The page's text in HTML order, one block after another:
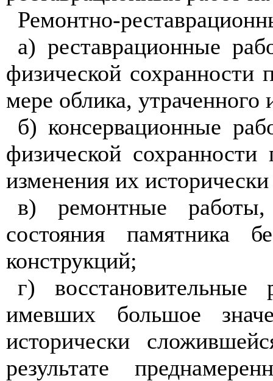
Ремонтно-
а) реставрационные
физической сохранности
мере облика,
б) консервационные
физической
изменения их
в) ремонтные
состояния памятника
конструкций;
г) восстановительные
имевших большое
исторически
результате